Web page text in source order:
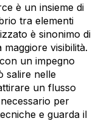
è un insieme di
tra elementi
è sinonimo di
visibilità.
un impegno
salire nelle
un flusso
per
e guarda il